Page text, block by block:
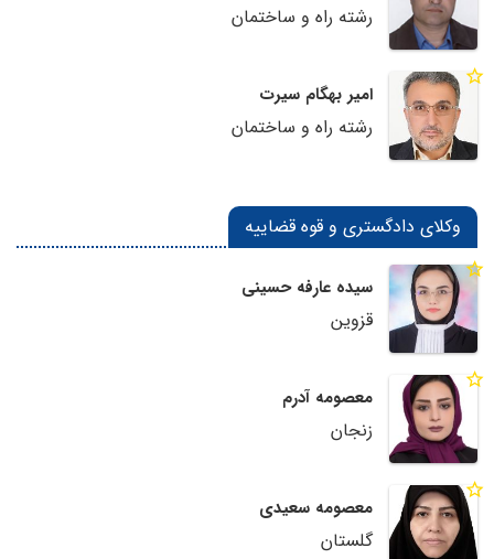
رشته راه و ساختمان
امیر بهگام سیرت
رشته راه و ساختمان
وکلای دادگستری و قوه قضاییه
سیده عارفه حسینی
قزوین
معصومه آدرم
زنجان
معصومه سعیدی
گلستان